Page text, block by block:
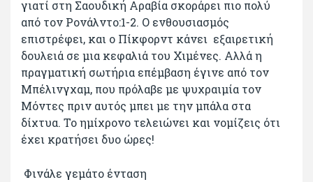
γιατί στη Σαουδική Αραβία σκοράρει πιο πολύ
από τον Ρονάλντο:1-2. Ο ενθουσιασμός
επιστρέφει, και ο Πίκφορντ κάνει εξαιρετική
δουλειά σε μια κεφαλιά του Χιμένες. Αλλά η
πραγματική σωτήρια επέμβαση έγινε από τον
Μπέλινγχαμ, που πρόλαβε με ψυχραιμία τον
Μόντες πριν αυτός μπει με την μπάλα στα
δίχτυα. Το ημίχρονο τελειώνει και νομίζεις ότι
έχει κρατήσει δυο ώρες!
Φινάλε γεμάτο ένταση